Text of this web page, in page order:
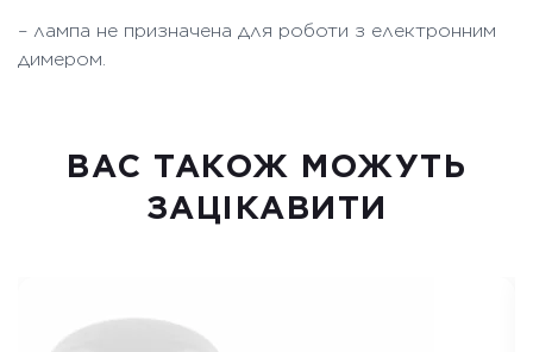
– лампа не призначена для роботи з електронним
димером.
ВАC ТАКОЖ МОЖУТЬ
ЗАЦІКАВИТИ